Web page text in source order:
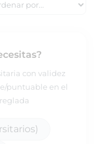
con validez
puntuable en el